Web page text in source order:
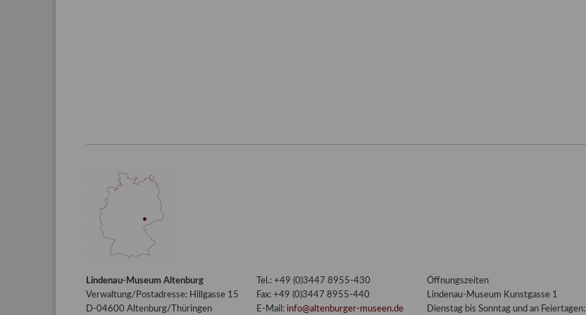
Lindenau-Museum Altenburg
Verwaltung/Postadresse: Hillgasse 15
D-04600 Altenburg/Thüringen
Tel.: +49 (0)3447 8955-430
Fax: +49 (0)3447 8955-440
E-Mail: info@altenburger-museen.de
Öffnungszeiten
Lindenau-Museum Kunstgasse 1
Dienstag bis Sonntag und an Feiertagen: